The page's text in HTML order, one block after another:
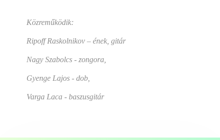
Közreműködik:
Ripoff Raskolnikov – ének, gitár
Nagy Szabolcs - zongora,
Gyenge Lajos - dob,
Varga Laca - baszusgitár